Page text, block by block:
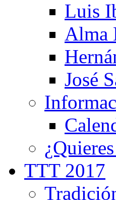
Luis
Alma
José
TTT 2017